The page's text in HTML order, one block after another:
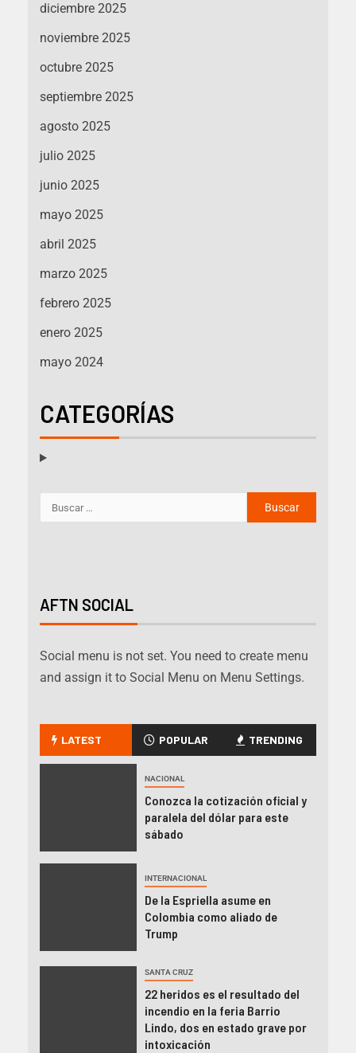
diciembre 2025
noviembre 2025
octubre 2025
septiembre 2025
agosto 2025
julio 2025
junio 2025
mayo 2025
abril 2025
marzo 2025
febrero 2025
enero 2025
mayo 2024
CATEGORÍAS
AFTN SOCIAL
Social menu is not set. You need to create menu
and assign it to Social Menu on Menu Settings.
LATEST POPULAR TRENDING
NACIONAL
Conozca la cotización oficial y
paralela del dólar para este
sábado
INTERNACIONAL
De la Espriella asume en
Colombia como aliado de
Trump
SANTA CRUZ
22 heridos es el resultado del
incendio en la feria Barrio
Lindo, dos en estado grave por
intoxicación